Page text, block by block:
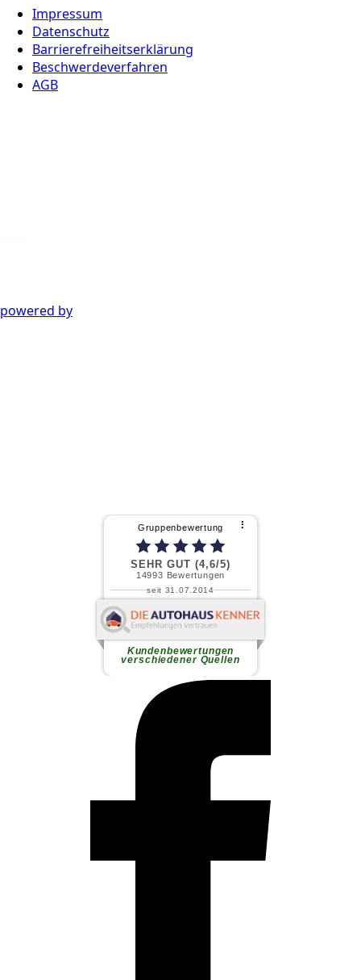
Impressum
Datenschutz
Barrierefreiheitserklärung
Beschwerdeverfahren
AGB
powered by